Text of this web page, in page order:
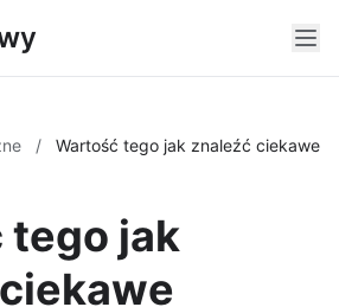
/
Wartość tego jak znaleźć ciekawe
tego jak